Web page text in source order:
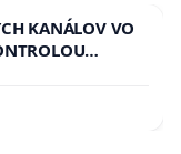
Slovenskej
generálny
KANÁLOV VO
riešenie